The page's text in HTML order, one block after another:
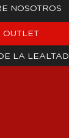
NOSOTROS
OUTLET
LA LEALTAD